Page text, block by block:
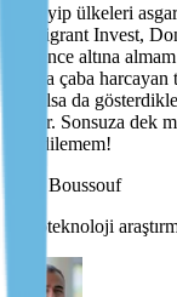
Karayip ülkeleri
Immigrant Invest,
güvence altına
ekstra çaba
sunulsa da
değer. Sonsuza dek
şey dilemem!
Saïd Boussouf
Biyoteknoloji